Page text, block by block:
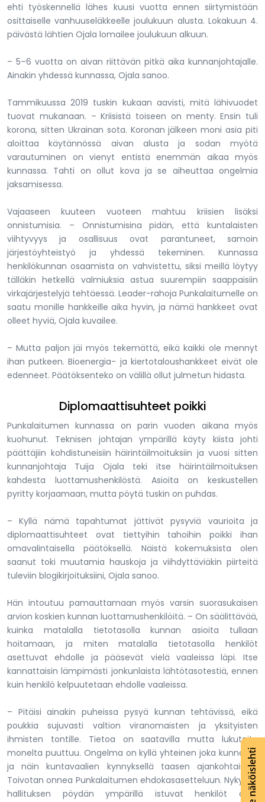
Lue näköislehti
ehti työskennellä lähes kuusi vuotta ennen siirtymistään
osittaiselle vanhuuseläkkeelle joulukuun alusta. Lokakuun 4.
päivästä lähtien Ojala lomailee joulukuun alkuun.
– 5–6 vuotta on aivan riittävän pitkä aika kunnanjohtajalle.
Ainakin yhdessä kunnassa, Ojala sanoo.
Tammikuussa 2019 tuskin kukaan aavisti, mitä lähivuodet
tuovat mukanaan. – Kriisistä toiseen on menty. Ensin tuli
korona, sitten Ukrainan sota. Koronan jälkeen moni asia piti
aloittaa käytännössä aivan alusta ja sodan myötä
varautuminen on vienyt entistä enemmän aikaa myös
kunnassa. Tahti on ollut kova ja se aiheuttaa ongelmia
jaksamisessa.
Vajaaseen kuuteen vuoteen mahtuu kriisien lisäksi
onnistumisia. – Onnistumisina pidän, että kuntalaisten
viihtyvyys ja osallisuus ovat parantuneet, samoin
järjestöyhteistyö ja yhdessä tekeminen. Kunnassa
henkilökunnan osaamista on vahvistettu, siksi meillä löytyy
tälläkin hetkellä valmiuksia astua suurempiin saappaisiin
virkajärjestelyjä tehtäessä. Leader-rahoja Punkalaitumelle on
saatu monille hankkeille aika hyvin, ja nämä hankkeet ovat
olleet hyviä, Ojala kuvailee.
– Mutta paljon jäi myös tekemättä, eikä kaikki ole mennyt
ihan putkeen. Bioenergia- ja kiertotaloushankkeet eivät ole
edenneet. Päätöksenteko on välillä ollut julmetun hidasta.
Diplomaattisuhteet poikki
Punkalaitumen kunnassa on parin vuoden aikana myös
kuohunut. Teknisen johtajan ympärillä käyty kiista johti
päättäjiin kohdistuneisiin häirintäilmoituksiin ja vuosi sitten
kunnanjohtaja Tuija Ojala teki itse häirintäilmoituksen
kahdesta luottamushenkilöstä. Asioita on keskustellen
pyritty korjaamaan, mutta pöytä tuskin on puhdas.
– Kyllä nämä tapahtumat jättivät pysyviä vaurioita ja
diplomaattisuhteet ovat tiettyihin tahoihin poikki ihan
omavalintaisella päätöksellä. Näistä kokemuksista olen
saanut toki muutamia hauskoja ja viihdyttäviäkin piirteitä
tuleviin blogikirjoituksiini, Ojala sanoo.
Hän intoutuu pamauttamaan myös varsin suorasukaisen
arvion koskien kunnan luottamushenkilöitä. – On säälittävää,
kuinka matalalla tietotasolla kunnan asioita tullaan
hoitamaan, ja miten matalalla tietotasolla henkilöt
asettuvat ehdolle ja pääsevät vielä vaaleissa läpi. Itse
kannattaisin lämpimästi jonkunlaista lähtötasotestiä, ennen
kuin henkilö kelpuutetaan ehdolle vaaleissa.
– Pitäisi ainakin puheissa pysyä kunnan tehtävissä, eikä
poukkia sujuvasti valtion viranomaisten ja yksityisten
ihmisten tontille. Tietoa on saatavilla mutta lukutaito
monelta puuttuu. Ongelma on kyllä yhteinen joka kunnassa
ja näin kuntavaalien kynnyksellä taasen ajankohtainen.
Toivotan onnea Punkalaitumen ehdokasasetteluun. Nykyiset
hallituksen pöydän ympärillä istuvat henkilöt ovat